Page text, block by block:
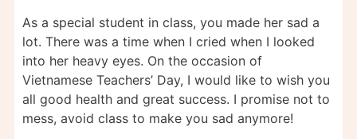
As a special student in class, you made her sad a
lot. There was a time when I cried when I looked
into her heavy eyes. On the occasion of
Vietnamese Teachers’ Day, I would like to wish you
all good health and great success. I promise not to
mess, avoid class to make you sad anymore!